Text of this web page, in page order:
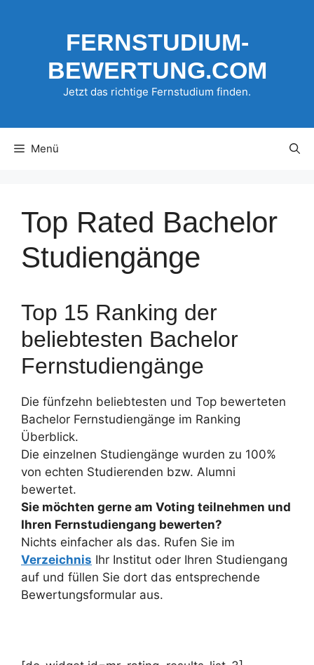
FERNSTUDIUM-
BEWERTUNG.COM
Jetzt das richtige Fernstudium finden.
Menü
Top Rated Bachelor
Studiengänge
Top 15 Ranking der
beliebtesten Bachelor
Fernstudiengänge
Die fünfzehn beliebtesten und Top bewerteten
Bachelor Fernstudiengänge im Ranking
Überblick.
Die einzelnen Studiengänge wurden zu 100%
von echten Studierenden bzw. Alumni
bewertet.
Sie möchten gerne am Voting teilnehmen und
Ihren Fernstudiengang bewerten?
Nichts einfacher als das. Rufen Sie im
Verzeichnis Ihr Institut oder Ihren Studiengang
auf und füllen Sie dort das entsprechende
Bewertungsformular aus.